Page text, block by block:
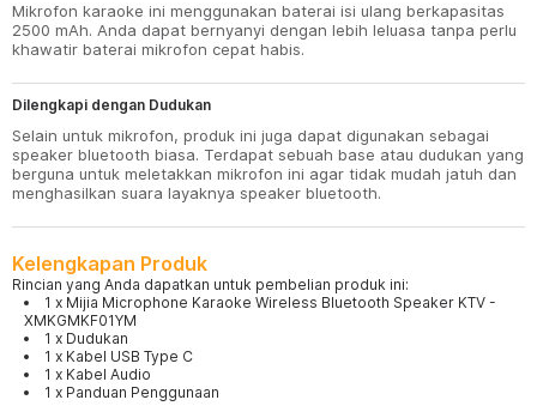
Mikrofon karaoke ini menggunakan baterai isi ulang berkapasitas
2500 mAh. Anda dapat bernyanyi dengan lebih leluasa tanpa perlu
khawatir baterai mikrofon cepat habis.
Dilengkapi dengan Dudukan
Selain untuk mikrofon, produk ini juga dapat digunakan sebagai
speaker bluetooth biasa. Terdapat sebuah base atau dudukan yang
berguna untuk meletakkan mikrofon ini agar tidak mudah jatuh dan
menghasilkan suara layaknya speaker bluetooth.
Kelengkapan Produk
Rincian yang Anda dapatkan untuk pembelian produk ini:
1 x Mijia Microphone Karaoke Wireless Bluetooth Speaker KTV -
XMKGMKF01YM
1 x Dudukan
1 x Kabel USB Type C
1 x Kabel Audio
1 x Panduan Penggunaan